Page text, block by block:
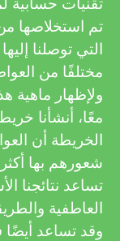
تم استخلاصها
مختلفًا من
ولإظهار ماهية
معًا، أنشأنا
الخريطة أن
شعورهم بها
تساعد نتائجنا
العاطفية
وقد تساعد أيضًا